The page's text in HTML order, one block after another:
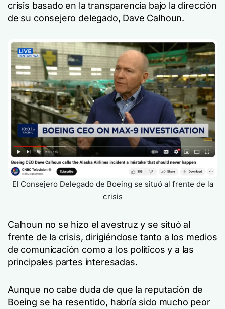
crisis basado en la transparencia bajo la dirección
de su consejero delegado, Dave Calhoun.
El Consejero Delegado de Boeing se situó al frente de la
crisis
Calhoun no se hizo el avestruz y se situó al
frente de la crisis, dirigiéndose tanto a los medios
de comunicación como a los políticos y a las
principales partes interesadas.
Aunque no cabe duda de que la reputación de
Boeing se ha resentido, habría sido mucho peor